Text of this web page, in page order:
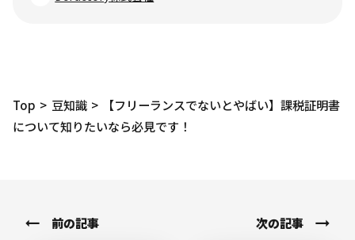
Top 豆知識
【フリーランスでないとやばい】課税証明書
について知りたいなら必見です！
前の記事 次の記事